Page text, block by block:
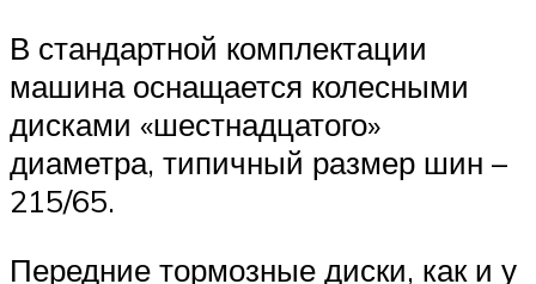
В стандартной комплектации
машина оснащается колесными
дисками «шестнадцатого»
диаметра, типичный размер шин –
215/65.
Передние тормозные диски, как и у